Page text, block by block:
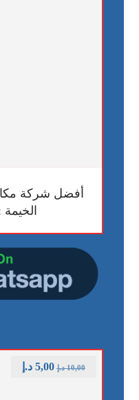
أفضل شركة
الخيمة :
10,00 د.إ 5,00 د.إ